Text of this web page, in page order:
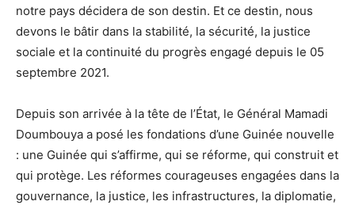
notre pays décidera de son destin. Et ce destin, nous
devons le bâtir dans la stabilité, la sécurité, la justice
sociale et la continuité du progrès engagé depuis le 05
septembre 2021.
Depuis son arrivée à la tête de l’État, le Général Mamadi
Doumbouya a posé les fondations d’une Guinée nouvelle
: une Guinée qui s’affirme, qui se réforme, qui construit et
qui protège. Les réformes courageuses engagées dans la
gouvernance, la justice, les infrastructures, la diplomatie,